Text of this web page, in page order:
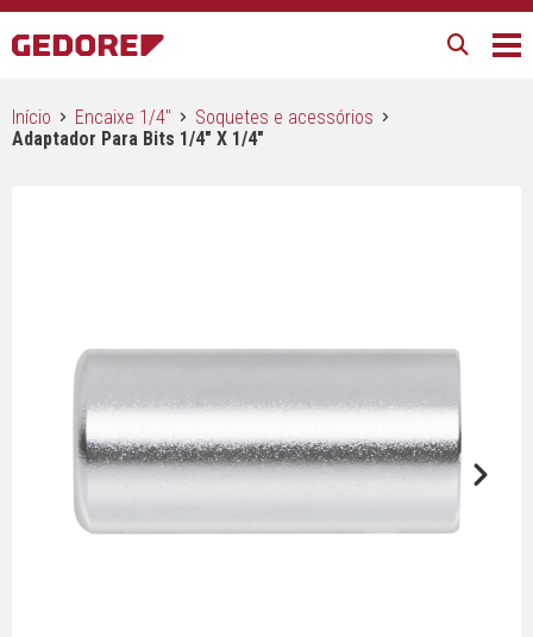
Início Encaixe 1/4"
Soquetes e acessórios
Adaptador Para Bits 1/4″ X 1/4″